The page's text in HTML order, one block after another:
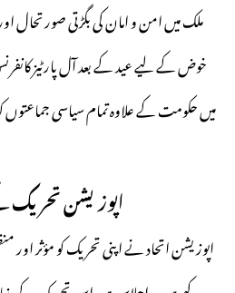
ملک میں امن و امان کی بگڑتی صورتحال
خوض کے لیے عید کے بعد آل پارٹیز
میں حکومت کے علاوہ تمام سیاسی جماعتوں کو
اپوزیشن تحریک
اپوزیشن اتحاد نے اپنی تحریک کو مؤثر